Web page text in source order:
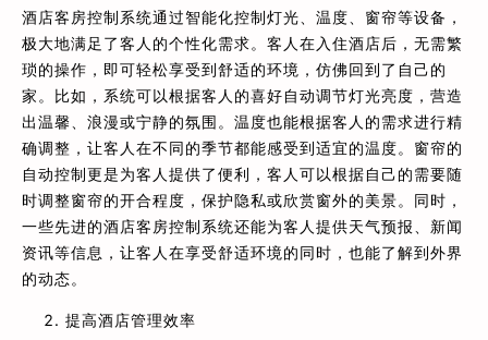
酒店客房控制系统通过智能化控制灯光、温度、窗帘等设备，
极大地满足了客人的个性化需求。客人在入住酒店后，无需繁
琐的操作，即可轻松享受到舒适的环境，仿佛回到了自己的
家。比如，系统可以根据客人的喜好自动调节灯光亮度，营造
出温馨、浪漫或宁静的氛围。温度也能根据客人的需求进行精
确调整，让客人在不同的季节都能感受到适宜的温度。窗帘的
自动控制更是为客人提供了便利，客人可以根据自己的需要随
时调整窗帘的开合程度，保护隐私或欣赏窗外的美景。同时，
一些先进的酒店客房控制系统还能为客人提供天气预报、新闻
资讯等信息，让客人在享受舒适环境的同时，也能了解到外界
的动态。
提高酒店管理效率